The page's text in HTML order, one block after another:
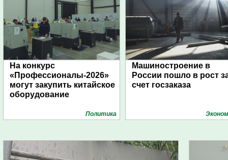
На конкурс
«Профессионалы-2026»
могут закупить китайское
оборудование
Политика
Машиностроение в
России пошло в рост
счет госзаказа